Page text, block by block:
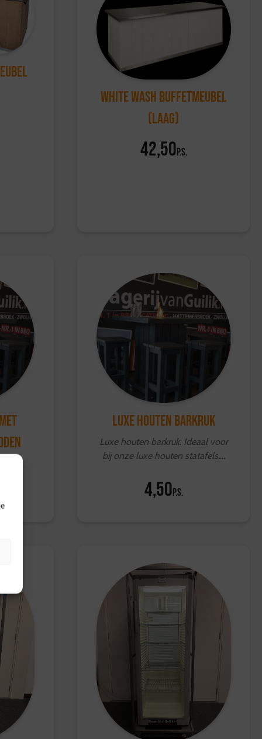
White wash buffetmeubel
(laag)
42,50p.s.
Luxe houten barkruk
Luxe houten barkruk. Ideaal voor
bij onze luxe houten statafels....
4,50p.s.